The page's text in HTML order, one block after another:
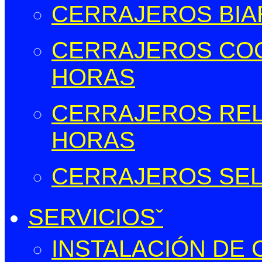
CERRAJEROS
CERRAJEROS
HORAS
CERRAJEROS
HORAS
CERRAJEROS
SERVICIOS
INSTALACIÓN DE